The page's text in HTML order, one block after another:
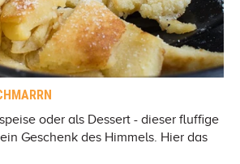
oder als Dessert - dieser fluffige
Geschenk des Himmels. Hier das